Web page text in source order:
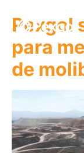
Pexgol
para
de